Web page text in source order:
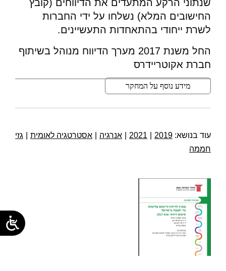
שנתוני הרקע המתעדים את הדיווחים (קובץ
החישובים המלא) נשלחו על ידי החברות
לשרת ייחודי בהתאחדות התעשיינים.
החל משנת 2017 מערך הדיווח מנוהל בשיתוף
חברת אקוטריידרס
מידע נוסף על המחקר
עוד בנושא: 2019
2021 אנרגיה אסטרטגיה לאומית
גזי
חממה